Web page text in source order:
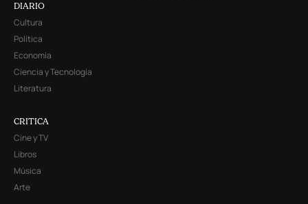
DIARIO
Cultura
Política
Economía
Ciencia y Tecnología
Literatura
CRITICA
Cine y TV
Libros
Música
Arte